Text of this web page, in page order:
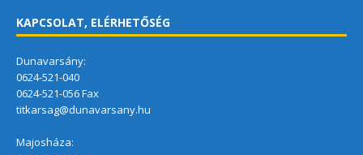
KAPCSOLAT, ELÉRHETŐSÉG
Dunavarsány:
0624-521-040
0624-521-056 Fax
titkarsag@dunavarsany.hu
Majosháza: